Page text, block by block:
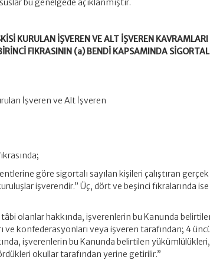
bu genelgede açıklanmıştır.
KURULAN İŞVEREN VE ALT İŞVEREN KAVRAMLARI
FIKRASININ (a) BENDİ KAPSAMINDA
İşveren ve Alt İşveren
göre sigortalı sayılan kişileri çalıştıran
işverendir.” Üç, dört ve beşinci fıkralarında ise
olanlar hakkında, işverenlerin bu Kanunda
ve konfederasyonları veya işveren tarafından; 4
işverenlerin bu Kanunda belirtilen yükümlülükleri,
okullar tarafından yerine getirilir.”